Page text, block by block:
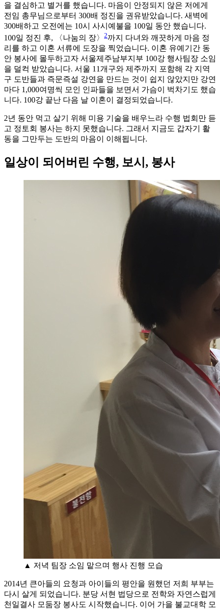
을 결심하고 별거를 했습니다. 마음이 안정되지 않은 저에게
전임 총무님으로부터 300배 정진을 권유받았습니다. 새벽에
300배하고 오전에는 10시 사시예불을 100일 동안 했습니다.
100일 정진 후, 〈나눔의 장〉 2까지 다녀와 깨끗하게 마음 정
리를 하고 이혼 서류에 도장을 찍었습니다. 이혼 유예기간 동
안 봉사에 몰두하고자 서울제주남부지부 100강 행사팀장 소임
을 덜컥 받았습니다. 서울 11개구와 제주까지 포함해 각 지역
구 도반들과 즉문즉설 강연을 만드는 것이 쉽지 않았지만 강연
마다 1,000여명씩 모인 인파들을 보면서 가슴이 벅차기도 했습
니다. 100강 끝난 다음 날 이혼이 결정되었습니다.
2년 동안 먹고 살기 위해 미용 기술을 배우느라 수행 법회만 듣
고 정토회 봉사는 하지 못했습니다. 그래서 지금도 갑자기 활
동을 그만두는 도반의 마음이 이해됩니다.
일상이 되어버린 수행, 보시, 봉사
▲ 저녁 팀장 소임 맡으며 행사 진행 모습
2014년 큰아들의 요청과 아이들의 평안을 원했던 저희 부부는
다시 살게 되었습니다. 분당 서현 법당으로 전학와 자연스럽게
천일결사 모둠장 봉사도 시작했습니다. 이어 가을 불교대학 모